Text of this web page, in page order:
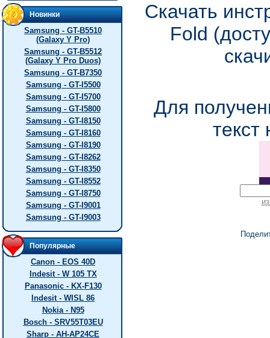
Новинки
Samsung - GT-B5510
(Galaxy Y Pro)
Samsung - GT-B5512
(Galaxy Y Pro Duos)
Samsung - GT-B7350
Samsung - GT-I5500
Samsung - GT-I5700
Samsung - GT-I5800
Samsung - GT-I8150
Samsung - GT-I8160
Samsung - GT-I8190
Samsung - GT-I8262
Samsung - GT-I8350
Samsung - GT-I8552
Samsung - GT-I8750
Samsung - GT-I9001
Samsung - GT-I9003
Популярные
Canon - EOS 40D
Indesit - W 105 TX
Panasonic - KX-F130
Indesit - WISL 86
Nokia - N95
Bosch - SRV55T03EU
Sharp - AH-AP24CE
Скачать
Fold
Для
текст